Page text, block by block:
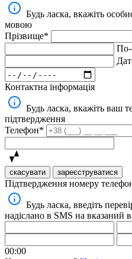
Будь ласка, вкажіть
мовою
Прізвище*
По-
Контактна інформація
Будь ласка, вкажіть ваш
підтвердження
Телефон*
скасувати зареєструватися
Підтвердження номеру
Будь ласка, введіть
надіслано в SMS на вказаний
00:00